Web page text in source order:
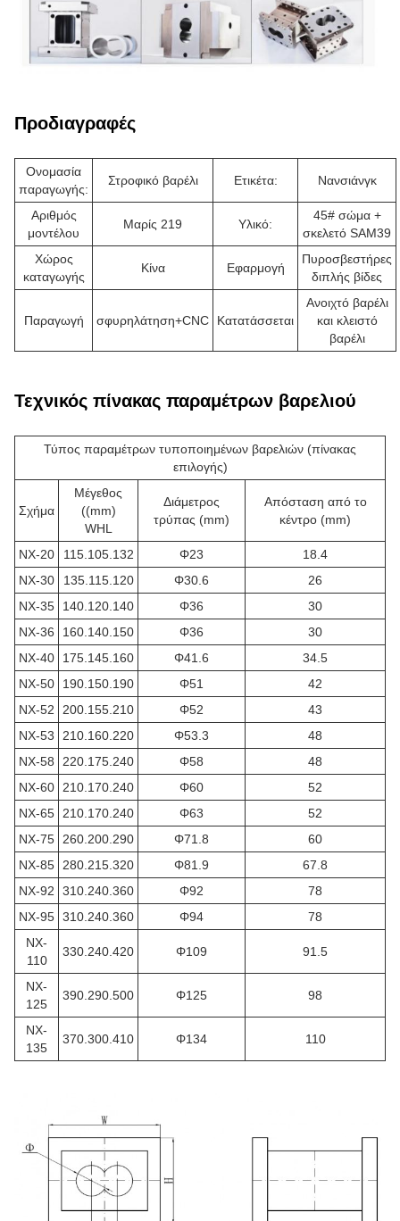
Προδιαγραφές
Ονομασία
παραγωγής:
Στροφικό βαρέλι Ετικέτα: Νανσιάνγκ
Αριθμός
μοντέλου
Μαρίς 219 Υλικό:
45# σώμα +
σκελετό SAM39
Χώρος
καταγωγής
Κίνα Εφαρμογή
Πυροσβεστήρες
διπλής βίδες
Παραγωγή σφυρηλάτηση+CNC Κατατάσσεται
Ανοιχτό βαρέλι
και κλειστό
βαρέλι
Τεχνικός πίνακας παραμέτρων βαρελιού
Τύπος παραμέτρων τυποποιημένων βαρελιών (πίνακας
επιλογής)
Σχήμα
Μέγεθος
((mm)
WHL
Διάμετρος
τρύπας (mm)
Απόσταση από το
κέντρο (mm)
NX-20 115.105.132 Φ23
18.4
NX-30
135.115.120 Φ30.6
26
NX-35
140.120.140 Φ36
30
NX-36
160.140.150 Φ36
30
NX-40
175.145.160 Φ41.6
34.5
NX-50
190.150.190 Φ51
42
NX-52
200.155.210 Φ52
43
NX-53
210.160.220 Φ53.3
48
NX-58
220.175.240 Φ58
48
NX-60 210.170.240 Φ60
52
NX-65 210.170.240 Φ63
52
NX-75 260.200.290 Φ71.8
60
NX-85 280.215.320 Φ81.9
67.8
NX-92
310.240.360 Φ92
78
NX-95 310.240.360 Φ94
78
NX-
110
330.240.420 Φ109 91.5
NX-
125
390.290.500 Φ125 98
NX-
135
370.300.410 Φ134 110